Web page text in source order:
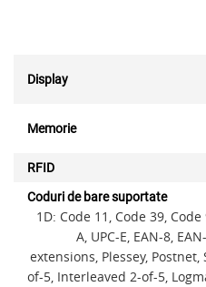
Display
Memorie
RFID
Coduri de bare suportate
1D: Code 11, Code 39, Code
A, UPC-E, EAN-8,
extensions, Plessey,
of-5, Interleaved 2-of-5,